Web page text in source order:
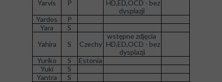
Yarvis
P
HD,ED,OCD - bez
dysplazji
Yardos
P
Yara
S
Yahira
S Czechy
wstępne zdjęcia
HD,ED,OCD - bez
dysplazji
Yuriko
S
Estonia
Yuki
S
Yantra
S